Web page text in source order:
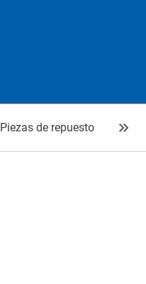
Piezas de repuesto